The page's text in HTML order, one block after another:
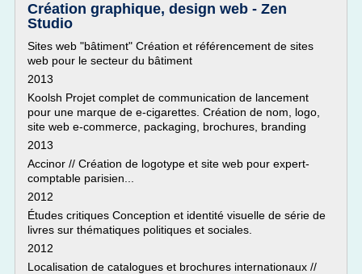
Création graphique, design web - Zen
Studio
Sites web "bâtiment" Création et référencement de sites
web pour le secteur du bâtiment
2013
Koolsh Projet complet de communication de lancement
pour une marque de e-cigarettes. Création de nom, logo,
site web e-commerce, packaging, brochures, branding
2013
Accinor // Création de logotype et site web pour expert-
comptable parisien...
2012
Études critiques Conception et identité visuelle de série de
livres sur thématiques politiques et sociales.
2012
Localisation de catalogues et brochures internationaux //